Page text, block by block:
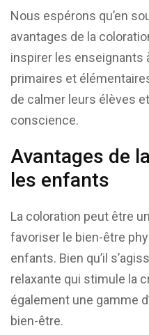
Nous espérons qu’en
avantages de la
inspirer les enseignants
primaires et
de calmer leurs élèves
conscience.
Avantages de
les enfants
La coloration peut être
favoriser le bien-être
enfants. Bien qu’il
relaxante qui stimule la
également une gamme
bien-être.